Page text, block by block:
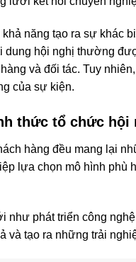
năng tạo ra sự khác
dung hội nghị thường
và đối tác. Tuy
của sự kiện.
thức tổ chức hội
hàng đều mang lại
lựa chọn mô hình
như phát triển công
và tạo ra những trải